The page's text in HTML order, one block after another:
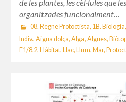
de les plantes, les cèl·lules que
organitzades funcionalment…
08. Regne Protoctista, 1B. Biologia,
Indiv.,Aigua dolça,Alga,Algues,
E1/8.2,Hàbitat,Llac,Llum,Mar,